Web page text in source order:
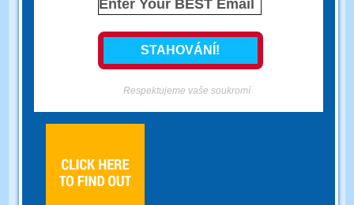
Respektujeme vaše soukromí